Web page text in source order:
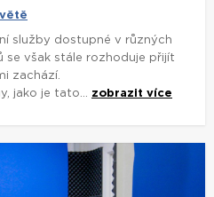
služby dostupné v různých
se však stále rozhoduje přijít
zachází.
jako je tato... zobrazit více